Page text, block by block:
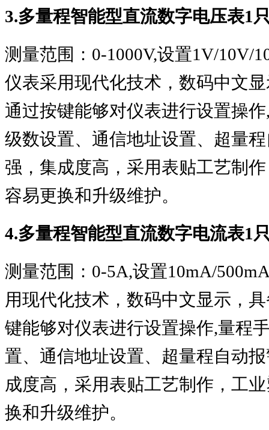
3.多量程智能型直流数字电压表1
测量范围： 0-1000V,设置1V/10V/
仪表采用现代化技术，数码中文
通过按键能够对仪表进行设置操作
级数设置、通信地址设置、超量
强，集成度高，采用表贴工艺制
容易更换和升级维护。
4.多量程智能型直流数字电流表1
测量范围： 0-5A,设置10mA/
用现代化技术，数码中文显示，
键能够对仪表进行设置操作,量程
置、通信地址设置、超量程自动
成度高，采用表贴工艺制作，工
换和升级维护。